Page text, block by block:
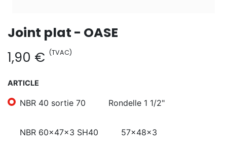
Joint plat - OASE
1,90 € (TVAC)
ARTICLE
NBR 40 sortie 70 Rondelle 1 1/2"
NBR 60x47x3 SH40 57x48x3